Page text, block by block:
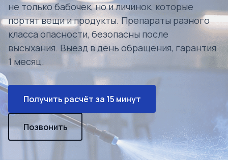
не только бабочек, но и личинок, которые
портят вещи и продукты. Препараты разного
класса опасности, безопасны после
высыхания. Выезд в день обращения, гарантия
1 месяц.
Получить расчёт за 15 минут
Позвонить